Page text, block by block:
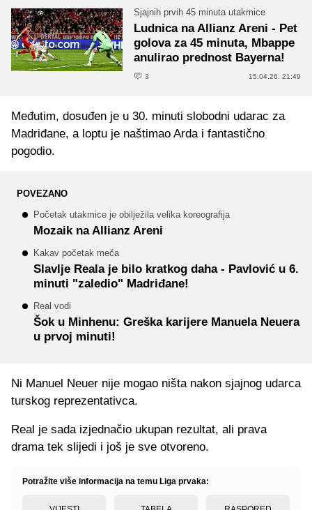
Sjajnih prvih 45 minuta utakmice
Ludnica na Allianz Areni - Pet
golova za 45 minuta, Mbappe
anulirao prednost Bayerna!
3 15.04.26. 21:49
Međutim, dosuđen je u 30. minuti slobodni udarac za
Madriđane, a loptu je naštimao Arda i fantastično
pogodio.
POVEZANO
Početak utakmice je obilježila velika koreografija
Mozaik na Allianz Areni
Kakav početak meča
Slavlje Reala je bilo kratkog daha - Pavlović u 6.
minuti "zaledio" Madriđane!
Real vodi
Šok u Minhenu: Greška karijere Manuela Neuera
u prvoj minuti!
Ni Manuel Neuer nije mogao ništa nakon sjajnog udarca
turskog reprezentativca.
Real je sada izjednačio ukupan rezultat, ali prava
drama tek slijedi i još je sve otvoreno.
Potražite više informacija na temu Liga prvaka: